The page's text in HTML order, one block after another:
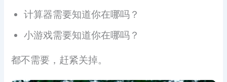
计算器需要知道你在哪吗？
小游戏需要知道你在哪吗？
都不需要，赶紧关掉。